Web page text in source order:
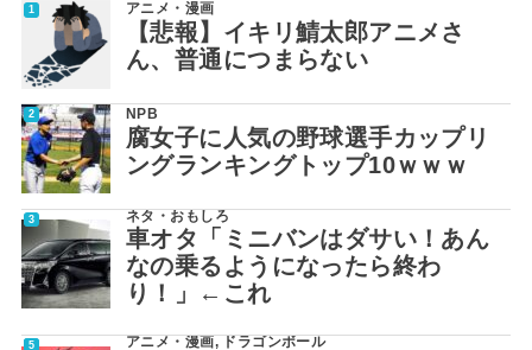
アニメ・漫画
【悲報】イキリ鯖太郎アニメさ
ん、普通につまらない
NPB
腐女子に人気の野球選手カップリ
ングランキングトップ10ｗｗｗ
ネタ・おもしろ
車オタ「ミニバンはダサい！あん
なの乗るようになったら終わ
り！」←これ
アニメ・漫画, ドラゴンボール